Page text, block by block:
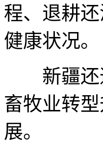
程、退耕
健康状况。
新疆还通
畜牧业转
展。